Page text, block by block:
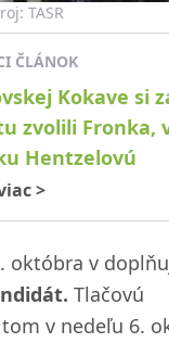
TASR
ČLÁNOK
Kokave si
zvolili Fronka,
Hentzelovú
>
októbra v
Tlačovú
v nedeľu 6.